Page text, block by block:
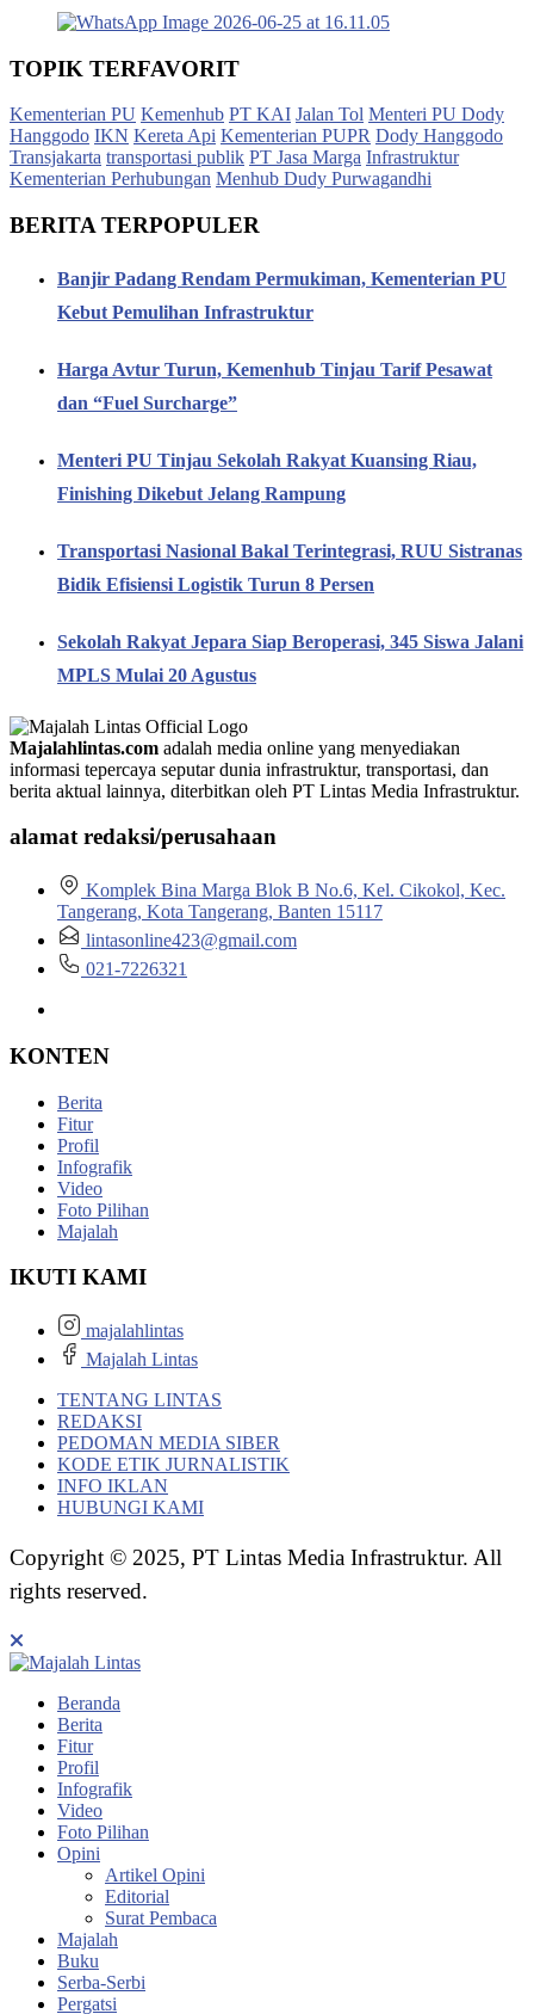
TOPIK TERFAVORIT
Kementerian PU Kemenhub PT KAI Jalan Tol Menteri PU Dody
Hanggodo IKN Kereta Api Kementerian PUPR Dody Hanggodo
Transjakarta transportasi publik PT Jasa Marga Infrastruktur
Kementerian Perhubungan Menhub Dudy Purwagandhi
BERITA TERPOPULER
Banjir Padang Rendam Permukiman, Kementerian PU
Kebut Pemulihan Infrastruktur
Harga Avtur Turun, Kemenhub Tinjau Tarif Pesawat
dan “Fuel Surcharge”
Menteri PU Tinjau Sekolah Rakyat Kuansing Riau,
Finishing Dikebut Jelang Rampung
Transportasi Nasional Bakal Terintegrasi, RUU Sistranas
Bidik Efisiensi Logistik Turun 8 Persen
Sekolah Rakyat Jepara Siap Beroperasi, 345 Siswa Jalani
MPLS Mulai 20 Agustus
Majalahlintas.com adalah media online yang menyediakan
informasi tepercaya seputar dunia infrastruktur, transportasi, dan
berita aktual lainnya, diterbitkan oleh PT Lintas Media Infrastruktur.
alamat redaksi/perusahaan
Komplek Bina Marga Blok B No.6, Kel. Cikokol, Kec.
Tangerang, Kota Tangerang, Banten 15117
lintasonline423@gmail.com
021-7226321
KONTEN
Berita
Fitur
Profil
Infografik
Video
Foto Pilihan
Majalah
IKUTI KAMI
majalahlintas
Majalah Lintas
TENTANG LINTAS
REDAKSI
PEDOMAN MEDIA SIBER
KODE ETIK JURNALISTIK
INFO IKLAN
HUBUNGI KAMI
Copyright © 2025, PT Lintas Media Infrastruktur. All
rights reserved.
Beranda
Berita
Fitur
Profil
Infografik
Video
Foto Pilihan
Opini
Artikel Opini
Editorial
Surat Pembaca
Majalah
Buku
Serba-Serbi
Pergatsi